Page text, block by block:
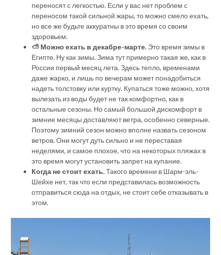
переносят с легкостью. Если у вас нет проблем с
переносом такой сильной жары, то можно смело ехать,
но все же будьте аккуратны в это время со своим
здоровьем.
⛅ Можно ехать в декабре-марте. Это время зимы в
Египте. Ну как зимы. Зима тут примерно такая же, как в
России первый месяц лета. Здесь тепло, временами
даже жарко, и лишь по вечерам может понадобиться
надеть толстовку или куртку. Купаться тоже можно, хотя
вылезать из воды будет не так комфортно, как в
остальные сезоны. Но самый большой дискомфорт в
зимние месяцы доставляют ветра, особенно северные.
Поэтому зимний сезон можно вполне назвать сезоном
ветров. Они могут дуть сильно и не переставая
неделями, и самое плохое, что на некоторых пляжах в
это время могут установить запрет на купание.
Когда не стоит ехать.Такого времени в Шарм-эль-
Шейхе нет, так что если представилась возможность
отправиться сюда на отдых, не стоит себе отказывать в
этом.